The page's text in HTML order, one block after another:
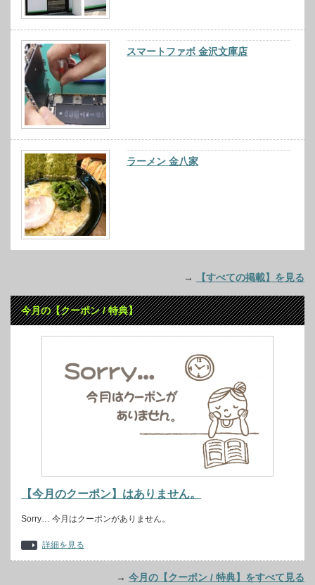
スマートファボ 金沢文庫店
ラーメン 金八家
→ 【すべての掲載】を見る
今月の【クーポン / 特典】
【今月のクーポン】はありません。
Sorry… 今月はクーポンがありません。
詳細を見る
→ 今月の【クーポン / 特典】をすべて見る